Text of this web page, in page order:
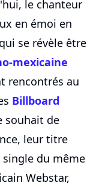
le chanteur
en émoi en
se révèle être
mexicaine
rencontrés au
Billboard
souhait de
leur titre
single du même
Webstar,